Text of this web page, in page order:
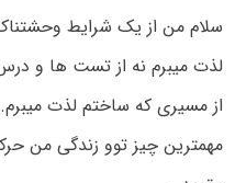
سلام من از یک شرایط
لذت میبرم نه از تست ها و
از مسیری که ساختم لذت میبرم.
مهمترین چیز توو زندگی من